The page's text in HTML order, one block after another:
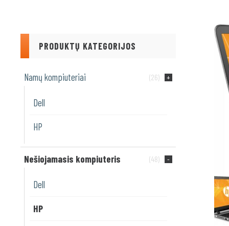
PRODUKTŲ KATEGORIJOS
Namų kompiuteriai (26)
Dell
HP
Nešiojamasis kompiuteris (48)
Dell
HP